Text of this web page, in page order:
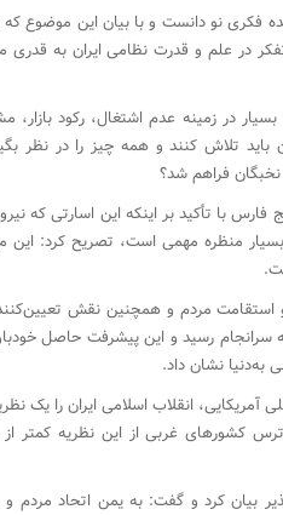
فکری نو دانست و با بیان این موضوع
در علم و قدرت نظامی ایران به
در زمینه عدم اشتغال، رکود بازار،
تلاش کنند و همه چیز را در نظر
فراهم شد؟
با تأکید بر اینکه این اسارتی که
بسیار منظره مهمی است، تصریح کرد: این
و استقامت مردم و همچنین نقش
سرانجام رسید و این پیشرفت حاصل
نشان داد.
انقلاب اسلامی ایران را یک
ترس کشورهای غربی از این نظریه کمتر
بیان کرد و گفت: به یمن اتحاد مردم